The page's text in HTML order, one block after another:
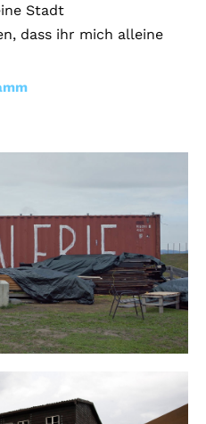
Stadt
dass ihr mich alleine